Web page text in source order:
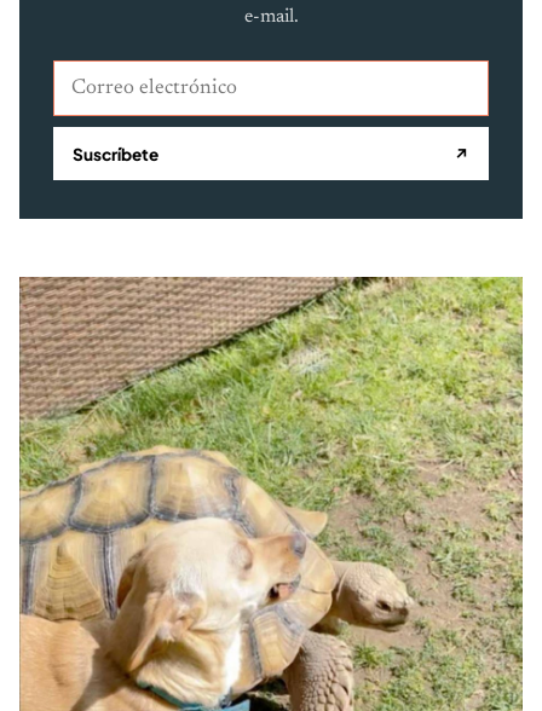
e-mail.
Correo electrónico
Suscríbete ↗